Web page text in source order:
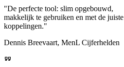
—
Personeel uit Nmbrs importeren
In-app support
Standaard support
Priority support
"De perfecte tool: slim opgebouwd,
makkelijk te gebruiken en met de juiste
koppelingen."
Dennis Breevaart, MenL Cijferhelden